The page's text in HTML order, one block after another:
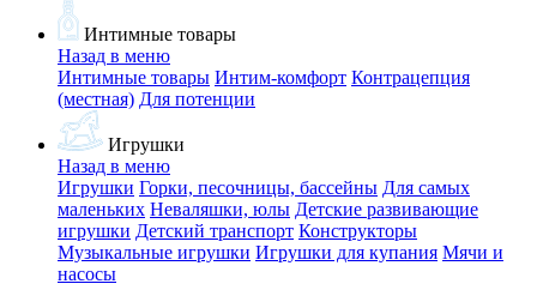
Интимные товары
Назад в меню
Интимные товары Интим-комфорт Контрацепция
(местная) Для потенции
Игрушки
Назад в меню
Игрушки Горки, песочницы, бассейны Для самых
маленьких Неваляшки, юлы Детские развивающие
игрушки Детский транспорт Конструкторы
Музыкальные игрушки Игрушки для купания Мячи и
насосы